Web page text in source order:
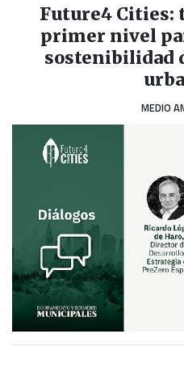
Future4 Cities:
primer nivel
sostenibilidad
MEDIO